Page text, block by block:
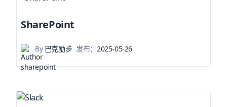
SharePoint
By巴克励步 发布：2025-05-26